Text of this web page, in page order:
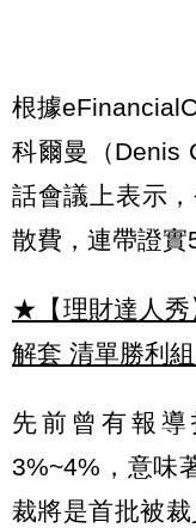
根據
科爾曼（Denis
話會議上表示
散費，連帶證實
★【理財達人秀
解套 清單勝利組
先前曾有報
3%~4%，意味
裁將是首批被